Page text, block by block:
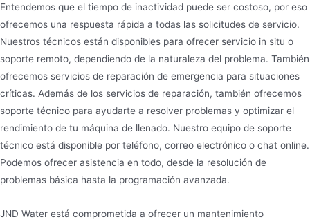
Entendemos que el tiempo de inactividad puede ser costoso, por eso
ofrecemos una respuesta rápida a todas las solicitudes de servicio.
Nuestros técnicos están disponibles para ofrecer servicio in situ o
soporte remoto, dependiendo de la naturaleza del problema. También
ofrecemos servicios de reparación de emergencia para situaciones
críticas. Además de los servicios de reparación, también ofrecemos
soporte técnico para ayudarte a resolver problemas y optimizar el
rendimiento de tu máquina de llenado. Nuestro equipo de soporte
técnico está disponible por teléfono, correo electrónico o chat online.
Podemos ofrecer asistencia en todo, desde la resolución de
problemas básica hasta la programación avanzada.
JND Water está comprometida a ofrecer un mantenimiento